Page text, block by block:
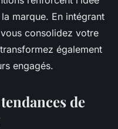
marque. En intégrant
consolidez votre
également
engagés.
de